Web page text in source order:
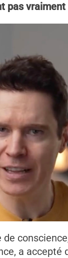
pas
de
a accepté